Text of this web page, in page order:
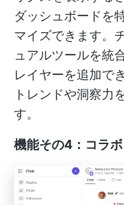
ダッシュボードを
マイズできます。
ュアルツールを統
レイヤーを追加で
トレンドや洞察力
す。
機能その4：コラ